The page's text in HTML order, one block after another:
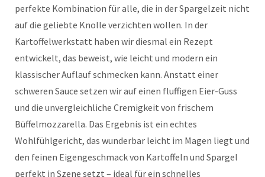
perfekte Kombination für alle, die in der Spargelzeit nicht
auf die geliebte Knolle verzichten wollen. In der
Kartoffelwerkstatt haben wir diesmal ein Rezept
entwickelt, das beweist, wie leicht und modern ein
klassischer Auflauf schmecken kann. Anstatt einer
schweren Sauce setzen wir auf einen fluffigen Eier-Guss
und die unvergleichliche Cremigkeit von frischem
Büffelmozzarella. Das Ergebnis ist ein echtes
Wohlfühlgericht, das wunderbar leicht im Magen liegt und
den feinen Eigengeschmack von Kartoffeln und Spargel
perfekt in Szene setzt – ideal für ein schnelles